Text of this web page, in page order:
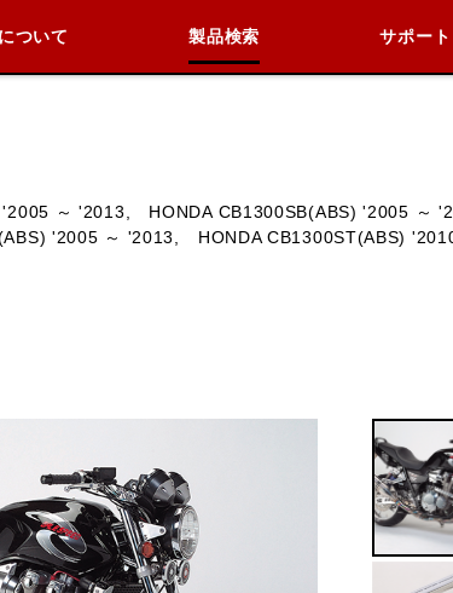
ついて 製品検索 サポート
～ '2013, HONDA CB1300SB(ABS) '2005 ～
'2005 ～ '2013,
HONDA CB1300ST(ABS)